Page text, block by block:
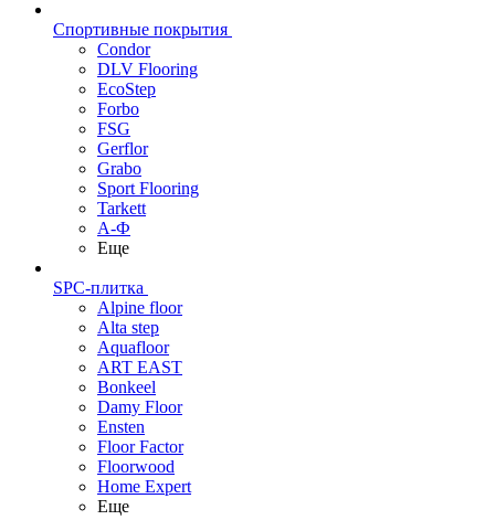
Спортивные покрытия
Condor
DLV Flooring
EcoStep
Forbo
FSG
Gerflor
Grabo
Sport Flooring
Tarkett
А-Ф
Еще
SPC-плитка
Alpine floor
Alta step
Aquafloor
ART EAST
Bonkeel
Damy Floor
Ensten
Floor Factor
Floorwood
Home Expert
Еще